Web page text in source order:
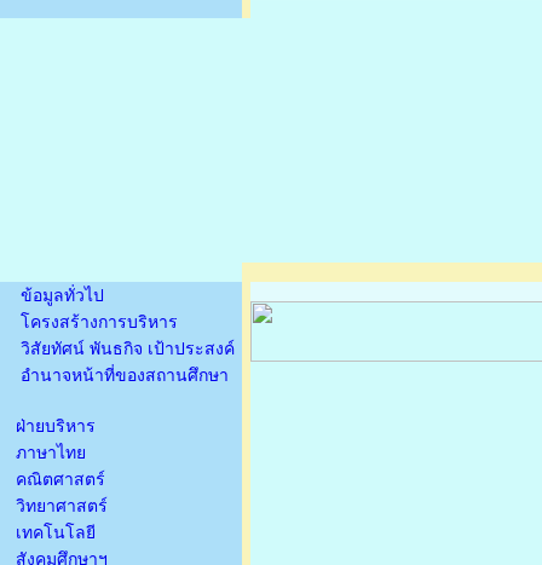
ข้อมูลทั่วไป
โครงสร้างการบริหาร
วิสัยทัศน์ พันธกิจ เป้าประสงค์
อำนาจหน้าที่ของสถานศึกษา
ฝ่ายบริหาร
ภาษาไทย
คณิตศาสตร์
วิทยาศาสตร์
เทคโนโลยี
สังคมศึกษาฯ